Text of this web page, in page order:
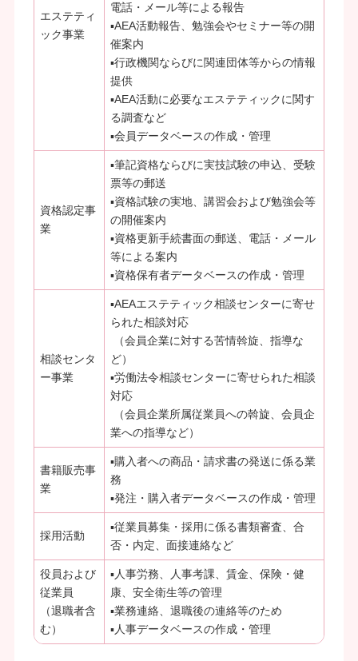
エステティ
ック事業
電話・メール等による報告
▪AEA活動報告、勉強会やセミナー等の開
催案内
▪行政機関ならびに関連団体等からの情報
提供
▪AEA活動に必要なエステティックに関す
る調査など
▪会員データベースの作成・管理
資格認定事
業
▪筆記資格ならびに実技試験の申込、受験
票等の郵送
▪資格試験の実地、講習会および勉強会等
の開催案内
▪資格更新手続書面の郵送、電話・メール
等による案内
▪資格保有者データベースの作成・管理
相談センタ
ー事業
▪AEAエステティック相談センターに寄せ
られた相談対応
（会員企業に対する苦情斡旋、指導な
ど）
▪労働法令相談センターに寄せられた相談
対応
（会員企業所属従業員への斡旋、会員企
業への指導など）
書籍販売事
業
▪購入者への商品・請求書の発送に係る業
務
▪発注・購入者データベースの作成・管理
採用活動
▪従業員募集・採用に係る書類審査、合
否・内定、面接連絡など
役員および
従業員
（退職者含
む）
▪人事労務、人事考課、賃金、保険・健
康、安全衛生等の管理
▪業務連絡、退職後の連絡等のため
▪人事データベースの作成・管理